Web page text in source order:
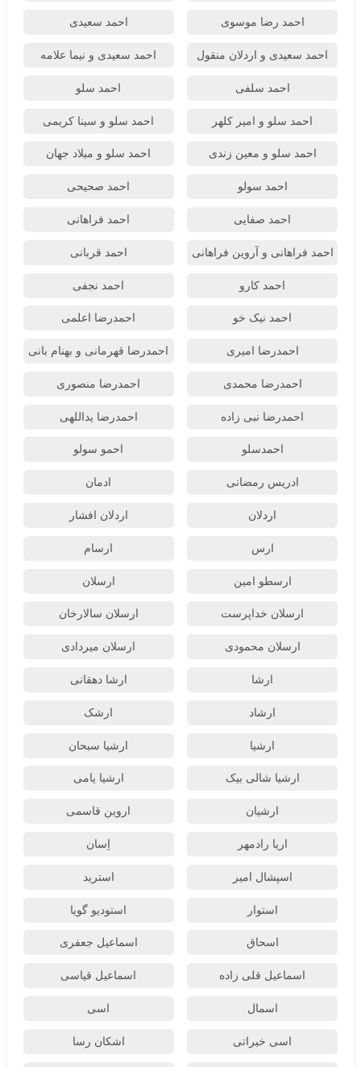
احمد رضا موسوی احمد سعیدی
احمد سعیدی و اردلان منقول احمد سعیدی و نیما علامه
احمد سلفی احمد سلو
احمد سلو و امیر کلهر احمد سلو و سینا کریمی
احمد سلو و معین زندی احمد سلو و میلاد جهان
احمد سولو احمد صحیحی
احمد صفایی احمد فراهانی
احمد فراهانی و آروین فراهانی احمد قربانی
احمد کارو احمد نجفی
احمد نیک خو احمدرضا اعلمی
احمدرضا امیری احمدرضا قهرمانی و بهنام بانی
احمدرضا محمدی احمدرضا منصوری
احمدرضا نبی زاده احمدرضا یداللهی
احمدسلو احمو سولو
ادریس رمضانی ادمان
اردلان اردلان افشار
ارس ارسام
ارسطو امین ارسلان
ارسلان خداپرست ارسلان سالارخان
ارسلان محمودی ارسلان میردادی
ارشا ارشا دهقانی
ارشاد ارشک
ارشیا ارشیا سبحان
ارشیا شالی بیک ارشیا یامی
ارشیان اروین قاسمی
اریا رادمهر اِسان
اسپشال امیر استرید
استوار استودیو گویا
اسحاق اسماعیل جعفری
اسماعیل قلی زاده اسماعیل قیاسی
اسمال اسی
اسی خیراتی اشکان رسا